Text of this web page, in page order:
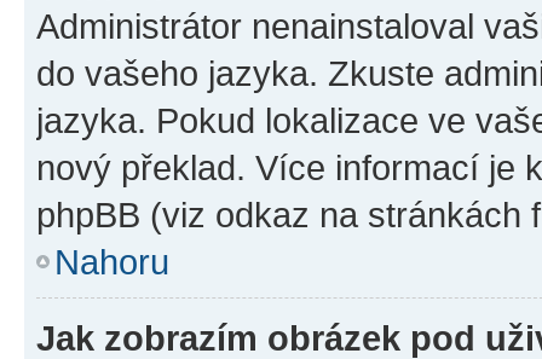
Administrátor nenainstaloval
do vašeho jazyka. Zkuste
jazyka. Pokud lokalizace ve
nový překlad. Více informací je
phpBB (viz odkaz na stránkách
Nahoru
Jak zobrazím obrázek pod